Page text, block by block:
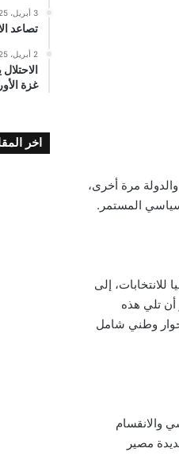
مرة أخرى،
المستمر.
للانتخابات، إلى
أن تلي هذه
حوار وطني شامل
والانقسام
مصير
3 أبريل، 2025
تصاعد
2 أبريل، 2025
غزة
اخر